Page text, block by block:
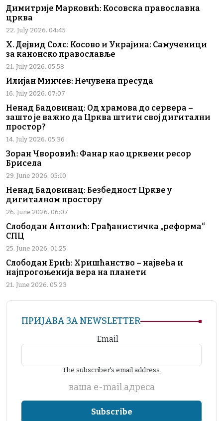
Димитрије Марковић: Косовска православна
црква
22. July 2026. 04:45
Х. Дејвид Солс: Косово и Украјина: Самученици
за канонско православље
21. July 2026. 05:58
Илијан Минчев: Нечувена пресуда
16. July 2026. 07:07
Ненад Бадовинац: Од храмова до сервера –
зашто је важно да Црква штити свој дигитални
простор?
14. July 2026. 05:36
Зоран Чворовић: Фанар као црквени ресор
Брисела
29. June 2026. 05:10
Ненад Бадовинац: Безбедност Цркве у
дигиталном простору
26. June 2026. 06:07
Слободан Антонић: Грађанистичка „реформа“
СПЦ
25. June 2026. 01:25
Слободан Ерић: Хришћанство – највећа и
најпрогоњенија вера на планети
21. June 2026. 05:23
ПРИЈАВА ЗА NEWSLETTER
Email
The subscriber's email address.
ваша е-mail адреса